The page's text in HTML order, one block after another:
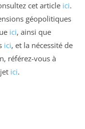
cet article ici.
géopolitiques
ici, ainsi que
ici, et la nécessité de
référez-vous à
ici.